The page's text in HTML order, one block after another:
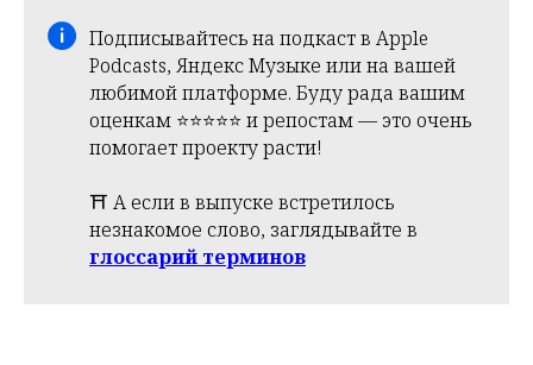
Подписывайтесь на подкаст в Apple
Podcasts, Яндекс Музыке или на вашей
любимой платформе. Буду рада вашим
оценкам ⭐️⭐️⭐️⭐️⭐️ и репостам — это очень
помогает проекту расти!
⛩️ А если в выпуске встретилось
незнакомое слово, заглядывайте в
глоссарий терминов